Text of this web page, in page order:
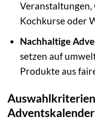
Veranstaltungen,
Kochkurse oder
Nachhaltige
setzen auf
Produkte aus